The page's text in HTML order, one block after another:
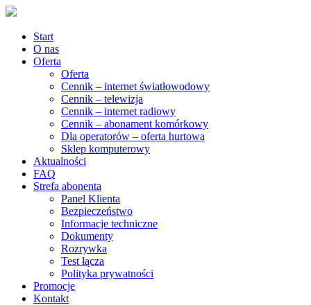
Start
O nas
Oferta
Oferta
Cennik – internet światłowodowy
Cennik – telewizja
Cennik – internet radiowy
Cennik – abonament komórkowy
Dla operatorów – oferta hurtowa
Sklep komputerowy
Aktualności
FAQ
Strefa abonenta
Panel Klienta
Bezpieczeństwo
Informacje techniczne
Dokumenty
Rozrywka
Test łącza
Polityka prywatności
Promocje
Kontakt